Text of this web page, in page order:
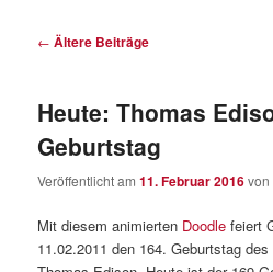
Beitrags-
← Ältere Beiträge
Heute: Thomas
Geburtstag
Veröffentlicht am11. Februar 2016von
Mit diesem animierten Doodle feiert
11.02.2011 den 164. Geburtstag